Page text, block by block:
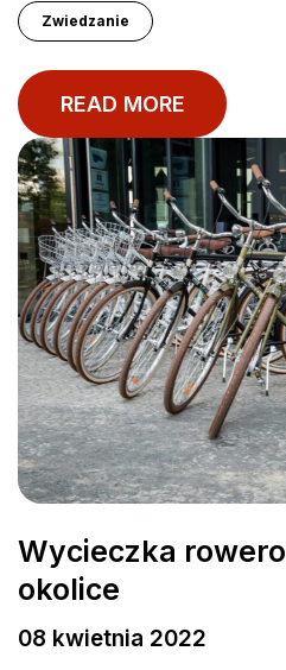
Zwiedzanie
READ MORE
Wycieczka
okolice
08 kwietnia 2022